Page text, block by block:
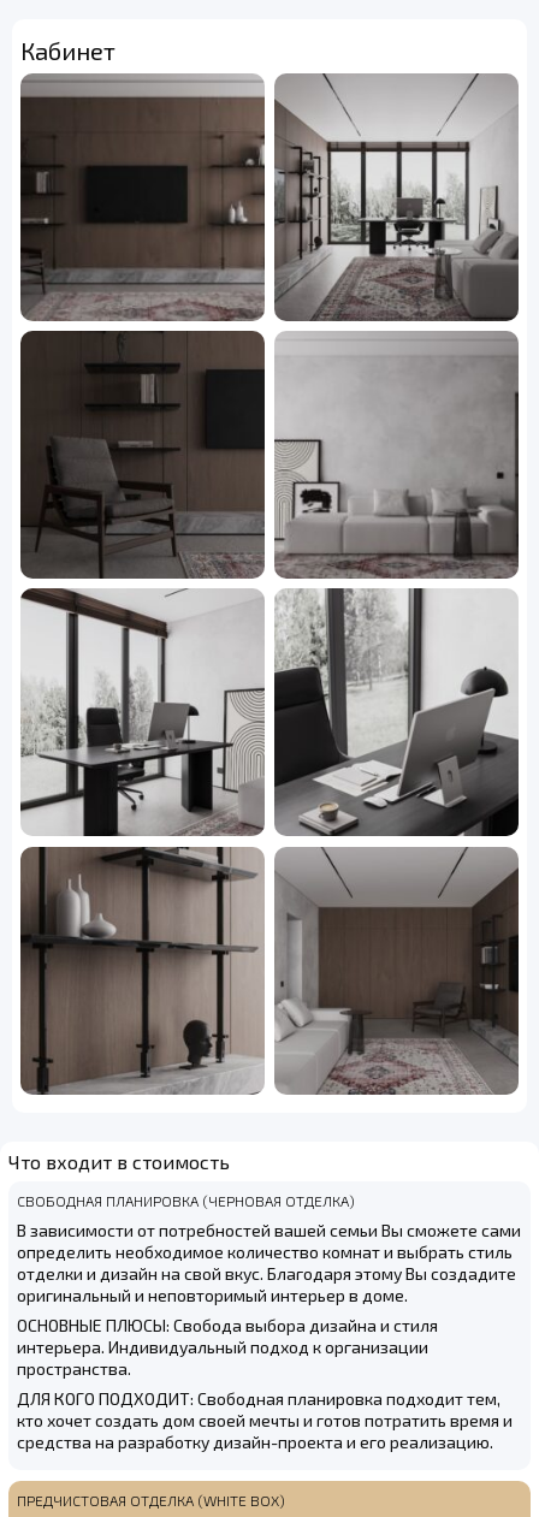
Кабинет
Что входит в стоимость
СВОБОДНАЯ ПЛАНИРОВКА (ЧЕРНОВАЯ ОТДЕЛКА)
В зависимости от потребностей вашей семьи Вы сможете сами
определить необходимое количество комнат и выбрать стиль
отделки и дизайн на свой вкус. Благодаря этому Вы создадите
оригинальный и неповторимый интерьер в доме.
ОСНОВНЫЕ ПЛЮСЫ: Свобода выбора дизайна и стиля
интерьера. Индивидуальный подход к организации
пространства.
ДЛЯ КОГО ПОДХОДИТ: Свободная планировка подходит тем,
кто хочет создать дом своей мечты и готов потратить время и
средства на разработку дизайн-проекта и его реализацию.
ПРЕДЧИСТОВАЯ ОТДЕЛКА (WHITE BOX)